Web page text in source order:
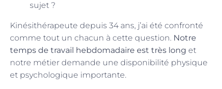
sujet ?
Kinésithérapeute depuis 34 ans, j’ai été confronté
comme tout un chacun à cette question. Notre
temps de travail hebdomadaire est très long et
notre métier demande une disponibilité physique
et psychologique importante.